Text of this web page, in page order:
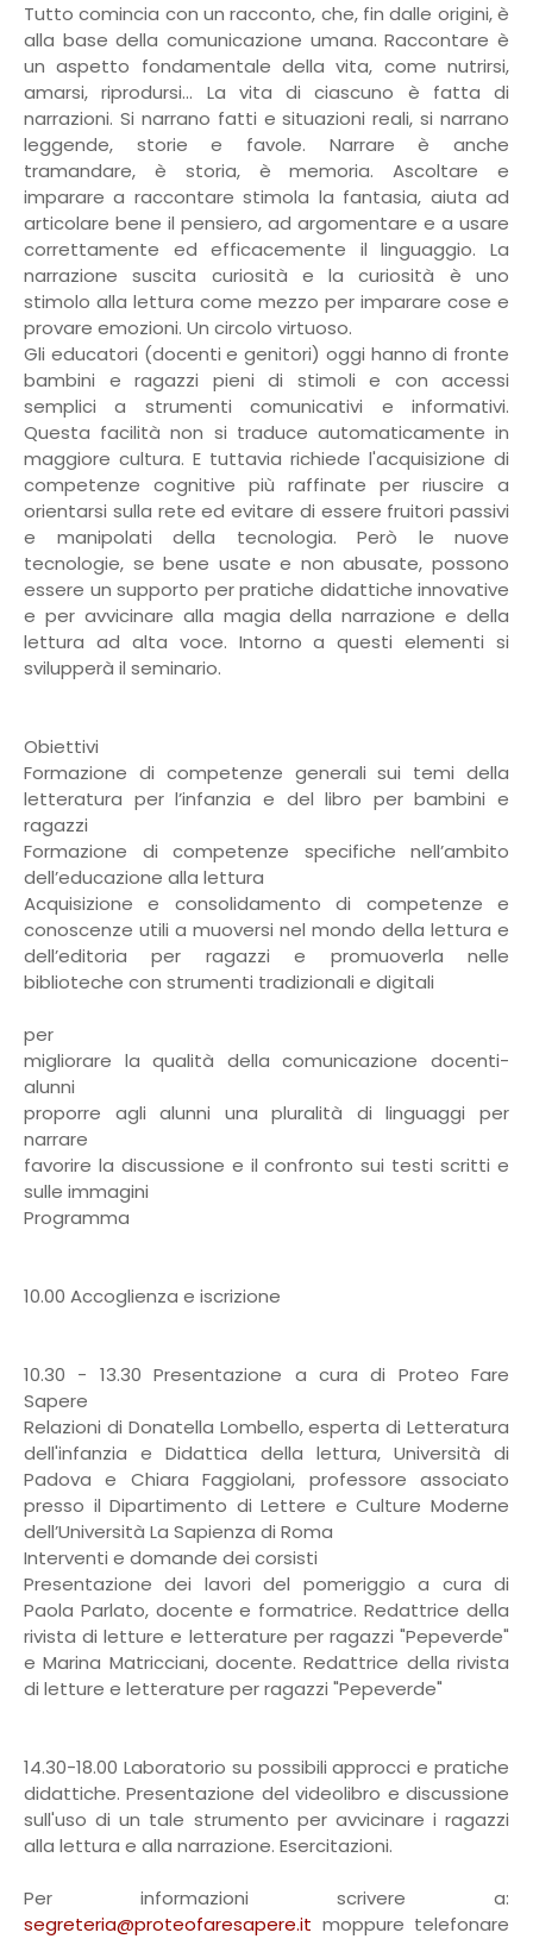
Tutto comincia con un racconto, che, fin dalle origini, è
alla base della comunicazione umana. Raccontare è
un aspetto fondamentale della vita, come nutrirsi,
amarsi, riprodursi... La vita di ciascuno è fatta di
narrazioni. Si narrano fatti e situazioni reali, si narrano
leggende, storie e favole. Narrare è anche
tramandare, è storia, è memoria. Ascoltare e
imparare a raccontare stimola la fantasia, aiuta ad
articolare bene il pensiero, ad argomentare e a usare
correttamente ed efficacemente il linguaggio. La
narrazione suscita curiosità e la curiosità è uno
stimolo alla lettura come mezzo per imparare cose e
provare emozioni. Un circolo virtuoso.
Gli educatori (docenti e genitori) oggi hanno di fronte
bambini e ragazzi pieni di stimoli e con accessi
semplici a strumenti comunicativi e informativi.
Questa facilità non si traduce automaticamente in
maggiore cultura. E tuttavia richiede l'acquisizione di
competenze cognitive più raffinate per riuscire a
orientarsi sulla rete ed evitare di essere fruitori passivi
e manipolati della tecnologia. Però le nuove
tecnologie, se bene usate e non abusate, possono
essere un supporto per pratiche didattiche innovative
e per avvicinare alla magia della narrazione e della
lettura ad alta voce. Intorno a questi elementi si
svilupperà il seminario.
Obiettivi
Formazione di competenze generali sui temi della
letteratura per l’infanzia e del libro per bambini e
ragazzi
Formazione di competenze specifiche nell’ambito
dell’educazione alla lettura
Acquisizione e consolidamento di competenze e
conoscenze utili a muoversi nel mondo della lettura e
dell’editoria per ragazzi e promuoverla nelle
biblioteche con strumenti tradizionali e digitali
per
migliorare la qualità della comunicazione docenti-
alunni
proporre agli alunni una pluralità di linguaggi per
narrare
favorire la discussione e il confronto sui testi scritti e
sulle immagini
Programma
10.00 Accoglienza e iscrizione
10.30 - 13.30 Presentazione a cura di Proteo Fare
Sapere
Relazioni di Donatella Lombello, esperta di Letteratura
dell'infanzia e Didattica della lettura, Università di
Padova e Chiara Faggiolani, professore associato
presso il Dipartimento di Lettere e Culture Moderne
dell’Università La Sapienza di Roma
Interventi e domande dei corsisti
Presentazione dei lavori del pomeriggio a cura di
Paola Parlato, docente e formatrice. Redattrice della
rivista di letture e letterature per ragazzi "Pepeverde"
e Marina Matricciani, docente. Redattrice della rivista
di letture e letterature per ragazzi "Pepeverde"
14.30-18.00 Laboratorio su possibili approcci e pratiche
didattiche. Presentazione del videolibro e discussione
sull'uso di un tale strumento per avvicinare i ragazzi
alla lettura e alla narrazione. Esercitazioni.
Per informazioni scrivere a:
segreteria@proteofaresapere.it moppure telefonare